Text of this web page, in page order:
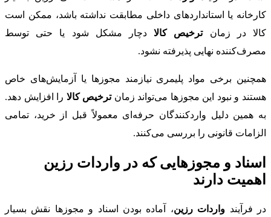
کارخانه یا استانداردهای داخلی مطابقت نداشته باشد، ممکن است
کالا در زمانترخیص کالادچار مشکل شود یا حتی توسط
مصرف‌کننده نهایی پذیرفته نشود.
همچنین برخی مواد پلیمری نیازمند مجوزها یا آزمایش‌های خاص
هستند و نبود این مجوزها می‌تواند زمانترخیص کالا را افزایش دهد.
به همین دلیل واردکنندگان حرفه‌ای معمولاً قبل از خرید، تمامی
الزامات قانونی را بررسی می‌کنند.
اسناد و مجوزهایی که در واردات رزین
اهمیت دارند
در فرآیند واردات رزین، آماده بودن اسناد و مجوزها نقش بسیار